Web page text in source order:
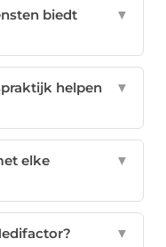
biedt
▼
helpen
▼
elke
▼
▼